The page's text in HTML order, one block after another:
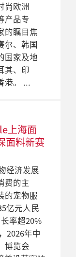
尚欧洲
产品专
的瞩目焦
尔、韩国
国家及地
其、印
。
上海面
面料新赛
经济发展
费的主
的宠物服
亿元人民
率超20%
2026年中
博览会